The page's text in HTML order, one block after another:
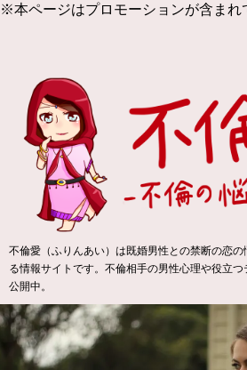
※本ページはプロモーションが含まれ
不倫愛（ふりんあい）は既婚男性との禁断の恋
る情報サイトです。不倫相手の男性心理や役立
公開中。